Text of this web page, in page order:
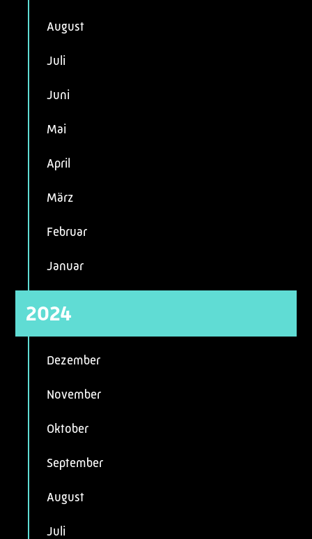
August
Juli
Juni
Mai
April
März
Februar
Januar
2024
Dezember
November
Oktober
September
August
Juli